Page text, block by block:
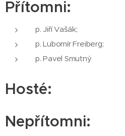
Přítomni:
p. Jiří Vašák;
p. Lubomír Freiberg;
p. Pavel Smutný
Hosté:
Nepřítomni: